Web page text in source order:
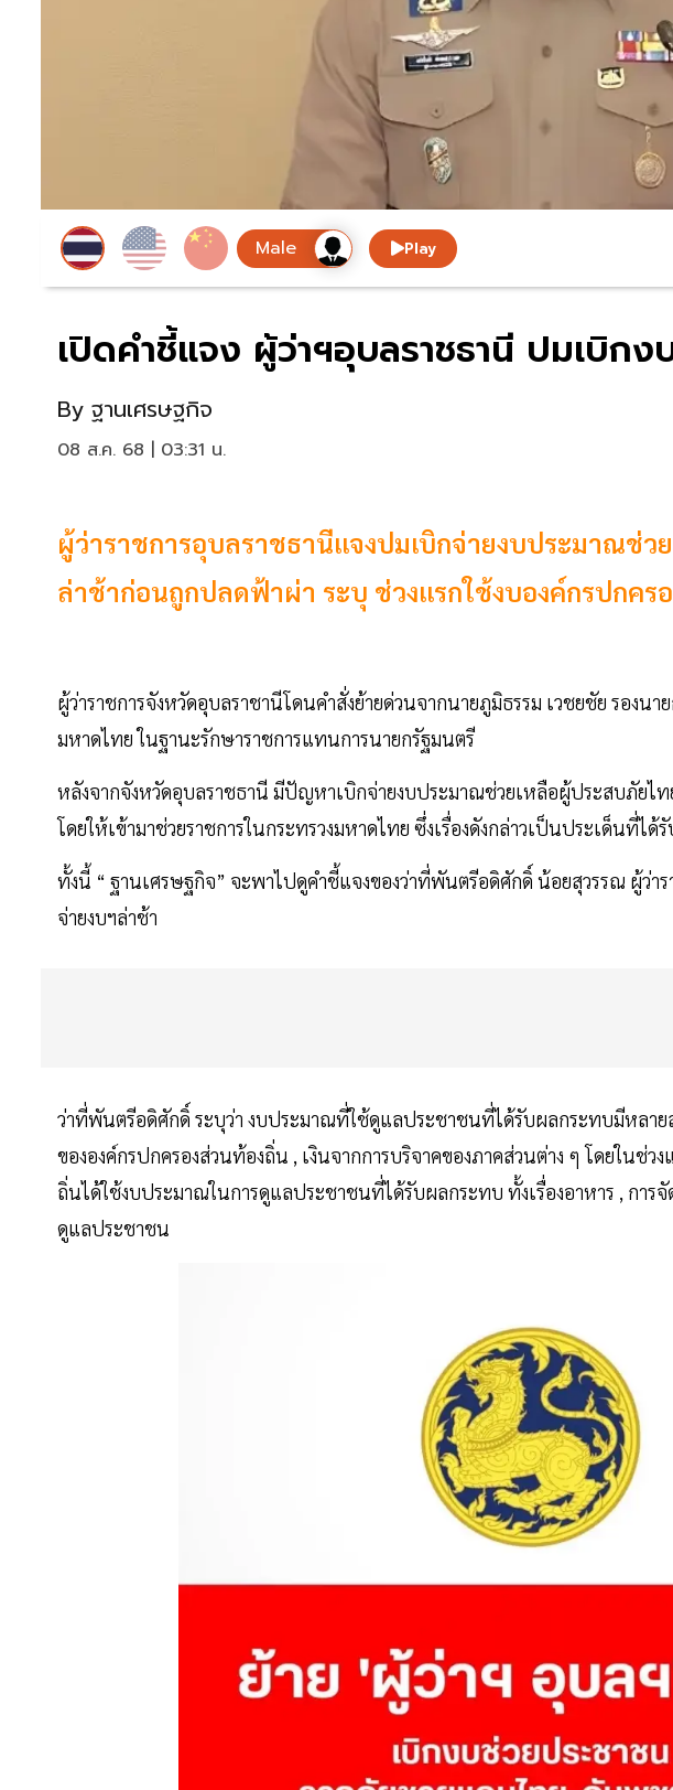
Play
เปิดคำชี้แจง ผู้ว่าฯอุบลราชธานี ปมเบิก
By ฐานเศรษฐกิจ
08 ส.ค. 68 | 03:31 น.
ผู้ว่าราชการอุบลราชธานีแจงปมเบิกจ่ายงบประมาณช่
ล่าช้าก่อนถูกปลดฟ้าผ่า ระบุ ช่วงแรกใช้งบองค์กรปกคร
ผู้ว่าราชการจังหวัดอุบลราชานีโดนคำสั่งย้ายด่วนจากนายภูมิธรรม เวชยชัย รองนา
มหาดไทย ในฐานะรักษาราชการแทนการนายกรัฐมนตรี
หลังจากจังหวัดอุบลราชธานี มีปัญหาเบิกจ่ายงบประมาณช่วยเหลือผู้ประสบภัยไ
โดยให้เข้ามาช่วยราชการในกระทรวงมหาดไทย ซึ่งเรื่องดังกล่าวเป็นประเด็นที่ได้
ทั้งนี้ “ ฐานเศรษฐกิจ” จะพาไปดูคำชี้แจงของว่าที่พันตรีอดิศักดิ์ น้อยสุวรรณ ผู้ว่า
จ่ายงบฯล่าช้า
ว่าที่พันตรีอดิศักดิ์ ระบุว่า งบประมาณที่ใช้ดูแลประชาชนที่ได้รับผลกระทบมีหลาย
ขององค์กรปกครองส่วนท้องถิ่น , เงินจากการบริจาคของภาคส่วนต่าง ๆ โดยในช่
ถิ่นได้ใช้งบประมาณในการดูแลประชาชนที่ได้รับผลกระทบ ทั้งเรื่องอาหาร , การ
ดูแลประชาชน